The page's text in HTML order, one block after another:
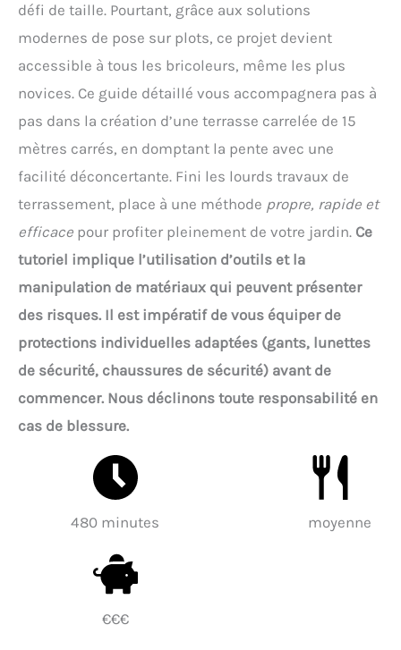
défi de taille. Pourtant, grâce aux solutions
modernes de pose sur plots, ce projet devient
accessible à tous les bricoleurs, même les plus
novices. Ce guide détaillé vous accompagnera pas à
pas dans la création d’une terrasse carrelée de 15
mètres carrés, en domptant la pente avec une
facilité déconcertante. Fini les lourds travaux de
terrassement, place à une méthode propre, rapide et
efficace pour profiter pleinement de votre jardin. Ce
tutoriel implique l’utilisation d’outils et la
manipulation de matériaux qui peuvent présenter
des risques. Il est impératif de vous équiper de
protections individuelles adaptées (gants, lunettes
de sécurité, chaussures de sécurité) avant de
commencer. Nous déclinons toute responsabilité en
cas de blessure.
480 minutes moyenne
€€€